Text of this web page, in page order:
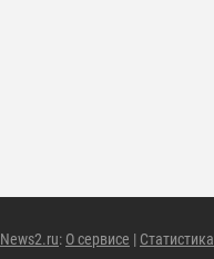
News2.ru: О сервисе | Статистика